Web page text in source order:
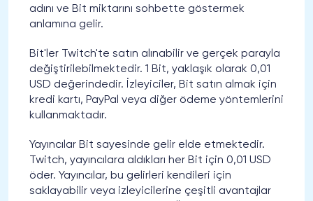
adını ve Bit miktarını sohbette göstermek
anlamına gelir.
Bit'ler Twitch'te satın alınabilir ve gerçek parayla
değiştirilebilmektedir. 1 Bit, yaklaşık olarak 0,01
USD değerindedir. İzleyiciler, Bit satın almak için
kredi kartı, PayPal veya diğer ödeme yöntemlerini
kullanmaktadır.
Yayıncılar Bit sayesinde gelir elde etmektedir.
Twitch, yayıncılara aldıkları her Bit için 0,01 USD
öder. Yayıncılar, bu gelirleri kendileri için
saklayabilir veya izleyicilerine çeşitli avantajlar